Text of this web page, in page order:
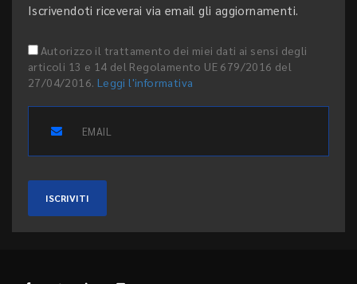
Iscrivendoti riceverai via email gli aggiornamenti.
Autorizzo il trattamento dei miei dati ai sensi degli
articoli 13 e 14 del Regolamento UE 679/2016 del
27/04/2016. Leggi l'informativa
ISCRIVITI